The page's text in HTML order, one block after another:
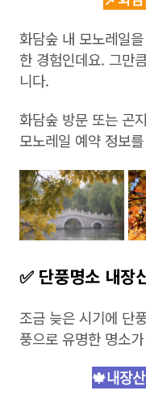
화담숲 내 모노레일
한 경험인데요. 그만
니다.
화담숲 방문 또는 곤
모노레일 예약 정보
✅ 단풍명소 내장
조금 늦은 시기에 단
풍으로 유명한 명소
🍁내장